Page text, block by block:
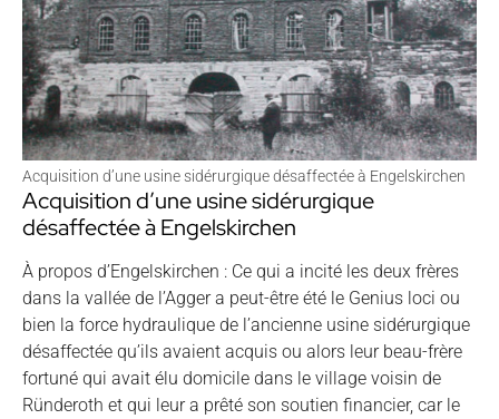
Acquisition d’une usine sidérurgique désaffectée à Engelskirchen
Acquisition d’une usine sidérurgique
désaffectée à Engelskirchen
À propos d’Engelskirchen : Ce qui a incité les deux frères
dans la vallée de l’Agger a peut-être été le Genius loci ou
bien la force hydraulique de l’ancienne usine sidérurgique
désaffectée qu’ils avaient acquis ou alors leur beau-frère
fortuné qui avait élu domicile dans le village voisin de
Ründeroth et qui leur a prêté son soutien financier, car le